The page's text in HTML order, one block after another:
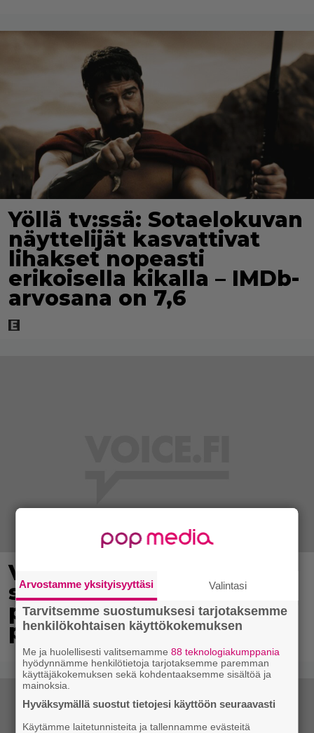
Yöllä tv:ssä: Sotaelokuvan
näyttelijät kasvattivat
lihakset nopeasti
erikoisella kikalla – IMDb-
arvosana on 7,6
Virkavalta takaa-ajoi
skoottereita –
poliisimoottoripyörä teki
paosta lyhyen
Arvostamme yksityisyyttäsi Valintasi
Tarvitsemme suostumuksesi tarjotaksemme
henkilökohtaisen käyttökokemuksen
Me ja huolellisesti valitsemamme88 teknologiakumppania
hyödynnämme henkilötietoja tarjotaksemme paremman
käyttäjäkokemuksen sekä kohdentaaksemme sisältöä ja
mainoksia.
Hyväksymällä suostut tietojesi käyttöön seuraavasti
Käytämme laitetunnisteita ja tallennamme evästeitä